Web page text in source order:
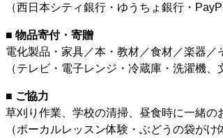
（西日本シティ銀行・ゆうちょ銀行・
■ 物品寄付・寄贈
電化製品・家具／本・教材／食材／楽器／
（テレビ・電子レンジ・冷蔵庫・洗濯機
■ ご協力
草刈り作業、学校の清掃、昼食時に一緒の
（ボーカルレッスン体験・ぶどうの袋が